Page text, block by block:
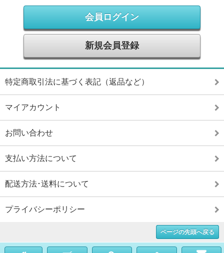
会員ログイン
新規会員登録
特定商取引法に基づく表記（返品など）
マイアカウント
お問い合わせ
支払い方法について
配送方法･送料について
プライバシーポリシー
ページの先頭へ戻る